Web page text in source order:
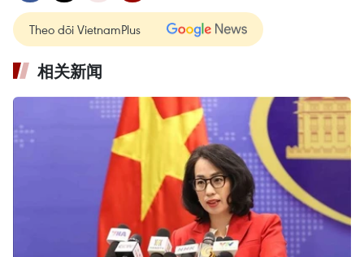
Theo dõi VietnamPlus
相关新闻